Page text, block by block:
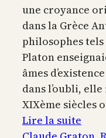
une croyance
dans la Grèce
philosophes
Platon
âmes
dans l’oubli,
XIXème siècles
Lire la suite